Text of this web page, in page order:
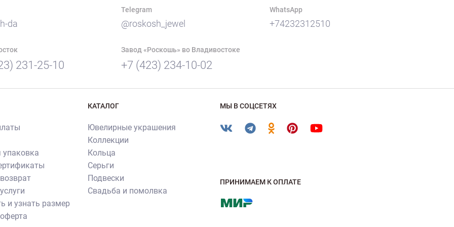
da
Telegram
@roskosh_jewel
WhatsApp
+74232312510
231-25-10
Завод «Роскошь» во Владивостоке
+7 (423) 234-10-02
упаковка
и узнать размер
КАТАЛОГ
Ювелирные украшения
Коллекции
Кольца
Серьги
Подвески
Свадьба и помолвка
МЫ В СОЦСЕТЯХ
ПРИНИМАЕМ К ОПЛАТЕ